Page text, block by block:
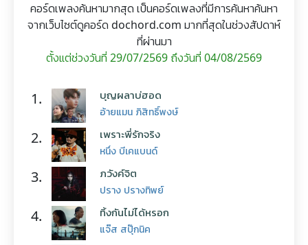
คอร์ดเพลงค้นหามากสุด เป็นคอร์ดเพลงที่มีการค้นหาค้นหา
จากเว็บไซต์ดูคอร์ด dochord.com มากที่สุดในช่วงสัปดาห์
ที่ผ่านมา
ตั้งแต่ช่วงวันที่ 29/07/2569 ถึงวันที่ 04/08/2569
1. บุญผลาบ่ฮอด
อ้ายแมน ภิสิทธิ์พงษ์
2. เพราะพี่รักจริง
หนึ่ง บีเคแบนด์
3. ภวังค์จิต
ปราง ปรางทิพย์
4. ทิ้งกันไม่ได้หรอก
แจ๊ส สปุ๊กนิค